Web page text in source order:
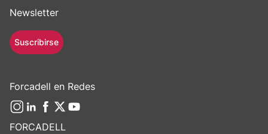
FORCADELL
Newsletter
Suscribirse
Forcadell en Redes